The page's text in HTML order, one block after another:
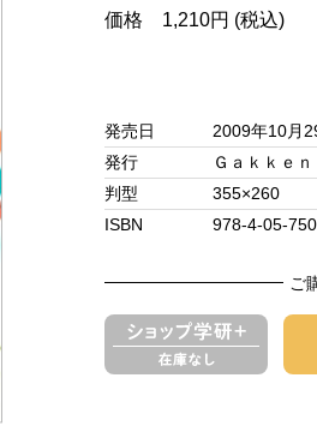
価格 1,210円 (税込)
発売日
2009年10月
発行
Ｇａｋｋｅｎ
判型
355×260
ISBN
978-4-05-
ご